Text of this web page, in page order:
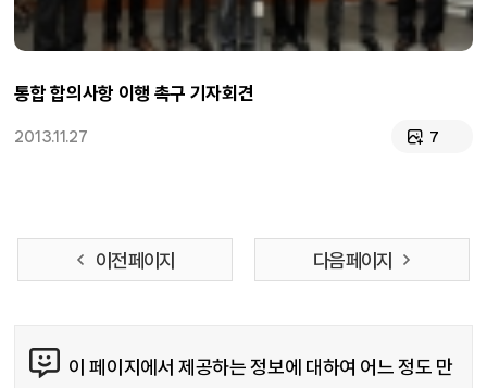
통합 합의사항 이행 촉구 기자회견
2013.11.27 7
이전 페이지 다음 페이지
이 페이지에서 제공하는 정보에 대하여 어느 정도 만